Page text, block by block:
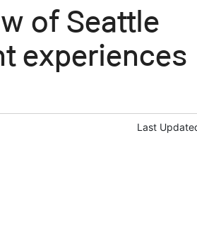
of Seattle
experiences
Last